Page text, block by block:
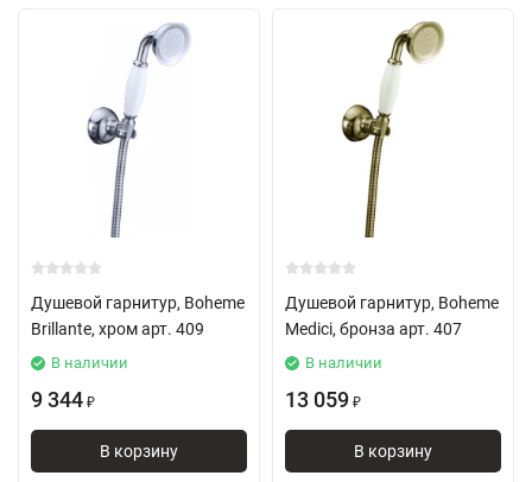
Душевой гарнитур, Boheme
Brillante, хром арт. 409
В наличии
9 344 ₽
В корзину
Душевой гарнитур, Boheme
Medici, бронза арт. 407
В наличии
13 059 ₽
В корзину